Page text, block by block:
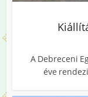
A Debreceni
éve